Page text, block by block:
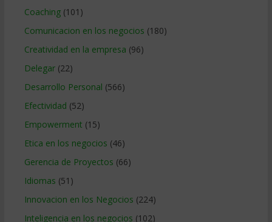
Coaching(101)
Comunicacion en los negocios (180)
Creatividad en la empresa (96)
Delegar(22)
Desarrollo Personal (566)
Efectividad (52)
Empowerment (15)
Etica en los negocios (46)
Gerencia de Proyectos (66)
Idiomas (51)
Innovacion en los Negocios (224)
Inteligencia en los negocios (102)